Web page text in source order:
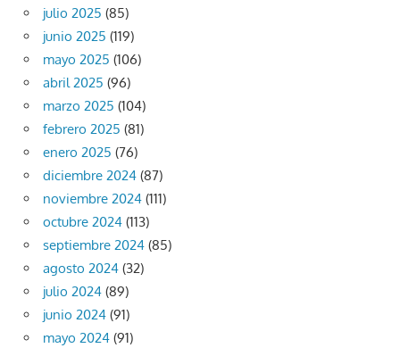
julio 2025 (85)
junio 2025 (119)
mayo 2025 (106)
abril 2025 (96)
marzo 2025 (104)
febrero 2025 (81)
enero 2025 (76)
diciembre 2024 (87)
noviembre 2024 (111)
octubre 2024 (113)
septiembre 2024 (85)
agosto 2024 (32)
julio 2024 (89)
junio 2024 (91)
mayo 2024 (91)